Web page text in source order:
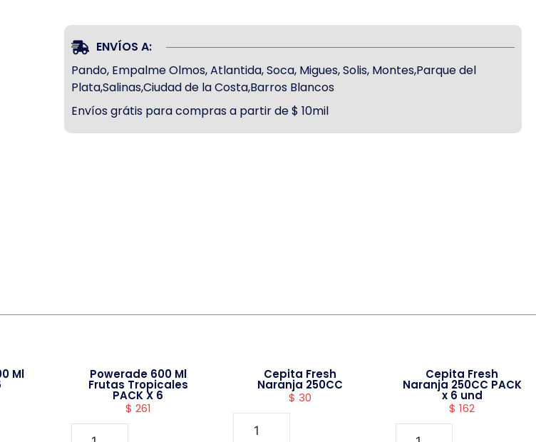
ENVÍOS A:
Pando, Empalme Olmos, Atlantida, Soca, Migues, Solis, Montes,Parque del
Plata,Salinas,Ciudad de la Costa,Barros Blancos
Envíos grátis para compras a partir de $ 10mil
Ml Powerade 600 Ml
Frutas Tropicales
PACK X 6
$ 261
Cepita Fresh
Naranja 250CC
$ 30
Cepita Fresh
Naranja 250CC PACK
x 6 und
$ 162